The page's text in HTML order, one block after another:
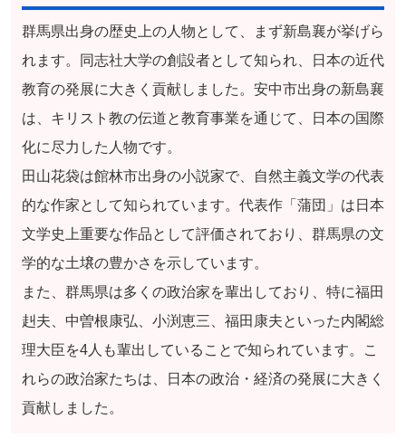
群馬県出身の歴史上の人物として、まず新島襄が挙げら
れます。同志社大学の創設者として知られ、日本の近代
教育の発展に大きく貢献しました。安中市出身の新島襄
は、キリスト教の伝道と教育事業を通じて、日本の国際
化に尽力した人物です。
田山花袋は館林市出身の小説家で、自然主義文学の代表
的な作家として知られています。代表作「蒲団」は日本
文学史上重要な作品として評価されており、群馬県の文
学的な土壌の豊かさを示しています。
また、群馬県は多くの政治家を輩出しており、特に福田
赳夫、中曽根康弘、小渕恵三、福田康夫といった内閣総
理大臣を4人も輩出していることで知られています。こ
れらの政治家たちは、日本の政治・経済の発展に大きく
貢献しました。